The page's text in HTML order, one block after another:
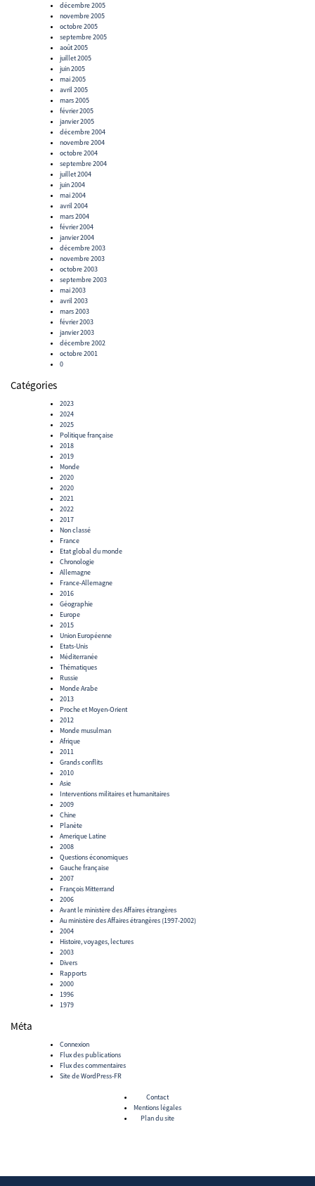
décembre 2005
novembre 2005
octobre 2005
septembre 2005
août 2005
juillet 2005
juin 2005
mai 2005
avril 2005
mars 2005
février 2005
janvier 2005
décembre 2004
novembre 2004
octobre 2004
septembre 2004
juillet 2004
juin 2004
mai 2004
avril 2004
mars 2004
février 2004
janvier 2004
décembre 2003
novembre 2003
octobre 2003
septembre 2003
mai 2003
avril 2003
mars 2003
février 2003
janvier 2003
décembre 2002
octobre 2001
0
Catégories
2023
2024
2025
Politique française
2018
2019
Monde
2020
2020
2021
2022
2017
Non classé
France
Etat global du monde
Chronologie
Allemagne
France-Allemagne
2016
Géographie
Europe
2015
Union Européenne
Etats-Unis
Méditerranée
Thématiques
Russie
Monde Arabe
2013
Proche et Moyen-Orient
2012
Monde musulman
Afrique
2011
Grands conflits
2010
Asie
Interventions militaires et humanitaires
2009
Chine
Planète
Amerique Latine
2008
Questions économiques
Gauche française
2007
François Mitterrand
2006
Avant le ministère des Affaires étrangères
Au ministère des Affaires étrangères (1997-2002)
2004
Histoire, voyages, lectures
2003
Divers
Rapports
2000
1996
1979
Méta
Connexion
Flux des publications
Flux des commentaires
Site de WordPress-FR
Contact
Mentions légales
Plan du site